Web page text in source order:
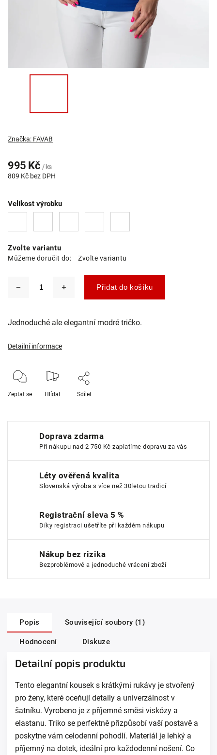
Značka: FAVAB
995 Kč / ks
809 Kč bez DPH
Zvolte variantu
Můžeme doručit do: Zvolte variantu
Velikost výrobku
Přidat do košíku
Jednoduché ale elegantní modré tričko.
Detailní informace
Zeptat se Hlídat Sdílet
Doprava zdarma
Při nákupu nad 2 750 Kč zaplatíme dopravu za vás
Léty ověřená kvalita
Slovenská výroba s více než 30letou tradicí
Registrační sleva 5 %
Díky registraci ušetříte při každém nákupu
Nákup bez rizika
Bezproblémové a jednoduché vrácení zboží
Popis Související soubory (1)
Hodnocení Diskuze
Detailní popis produktu
Tento elegantní kousek s krátkými rukávy je stvořený
pro ženy, které oceňují detaily a univerzálnost v
šatníku. Vyrobeno je z příjemné směsi viskózy a
elastanu. Triko se perfektně přizpůsobí vaší postavě a
poskytne vám celodenní pohodlí. Materiál je lehký a
příjemný na dotek, ideální pro každodenní nošení. Co